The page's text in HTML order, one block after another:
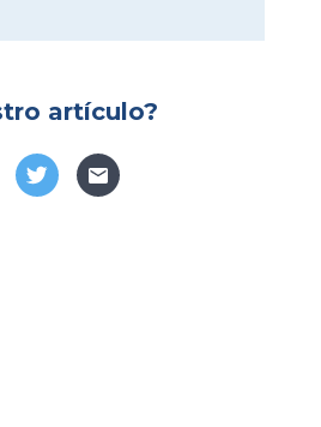
artículo?